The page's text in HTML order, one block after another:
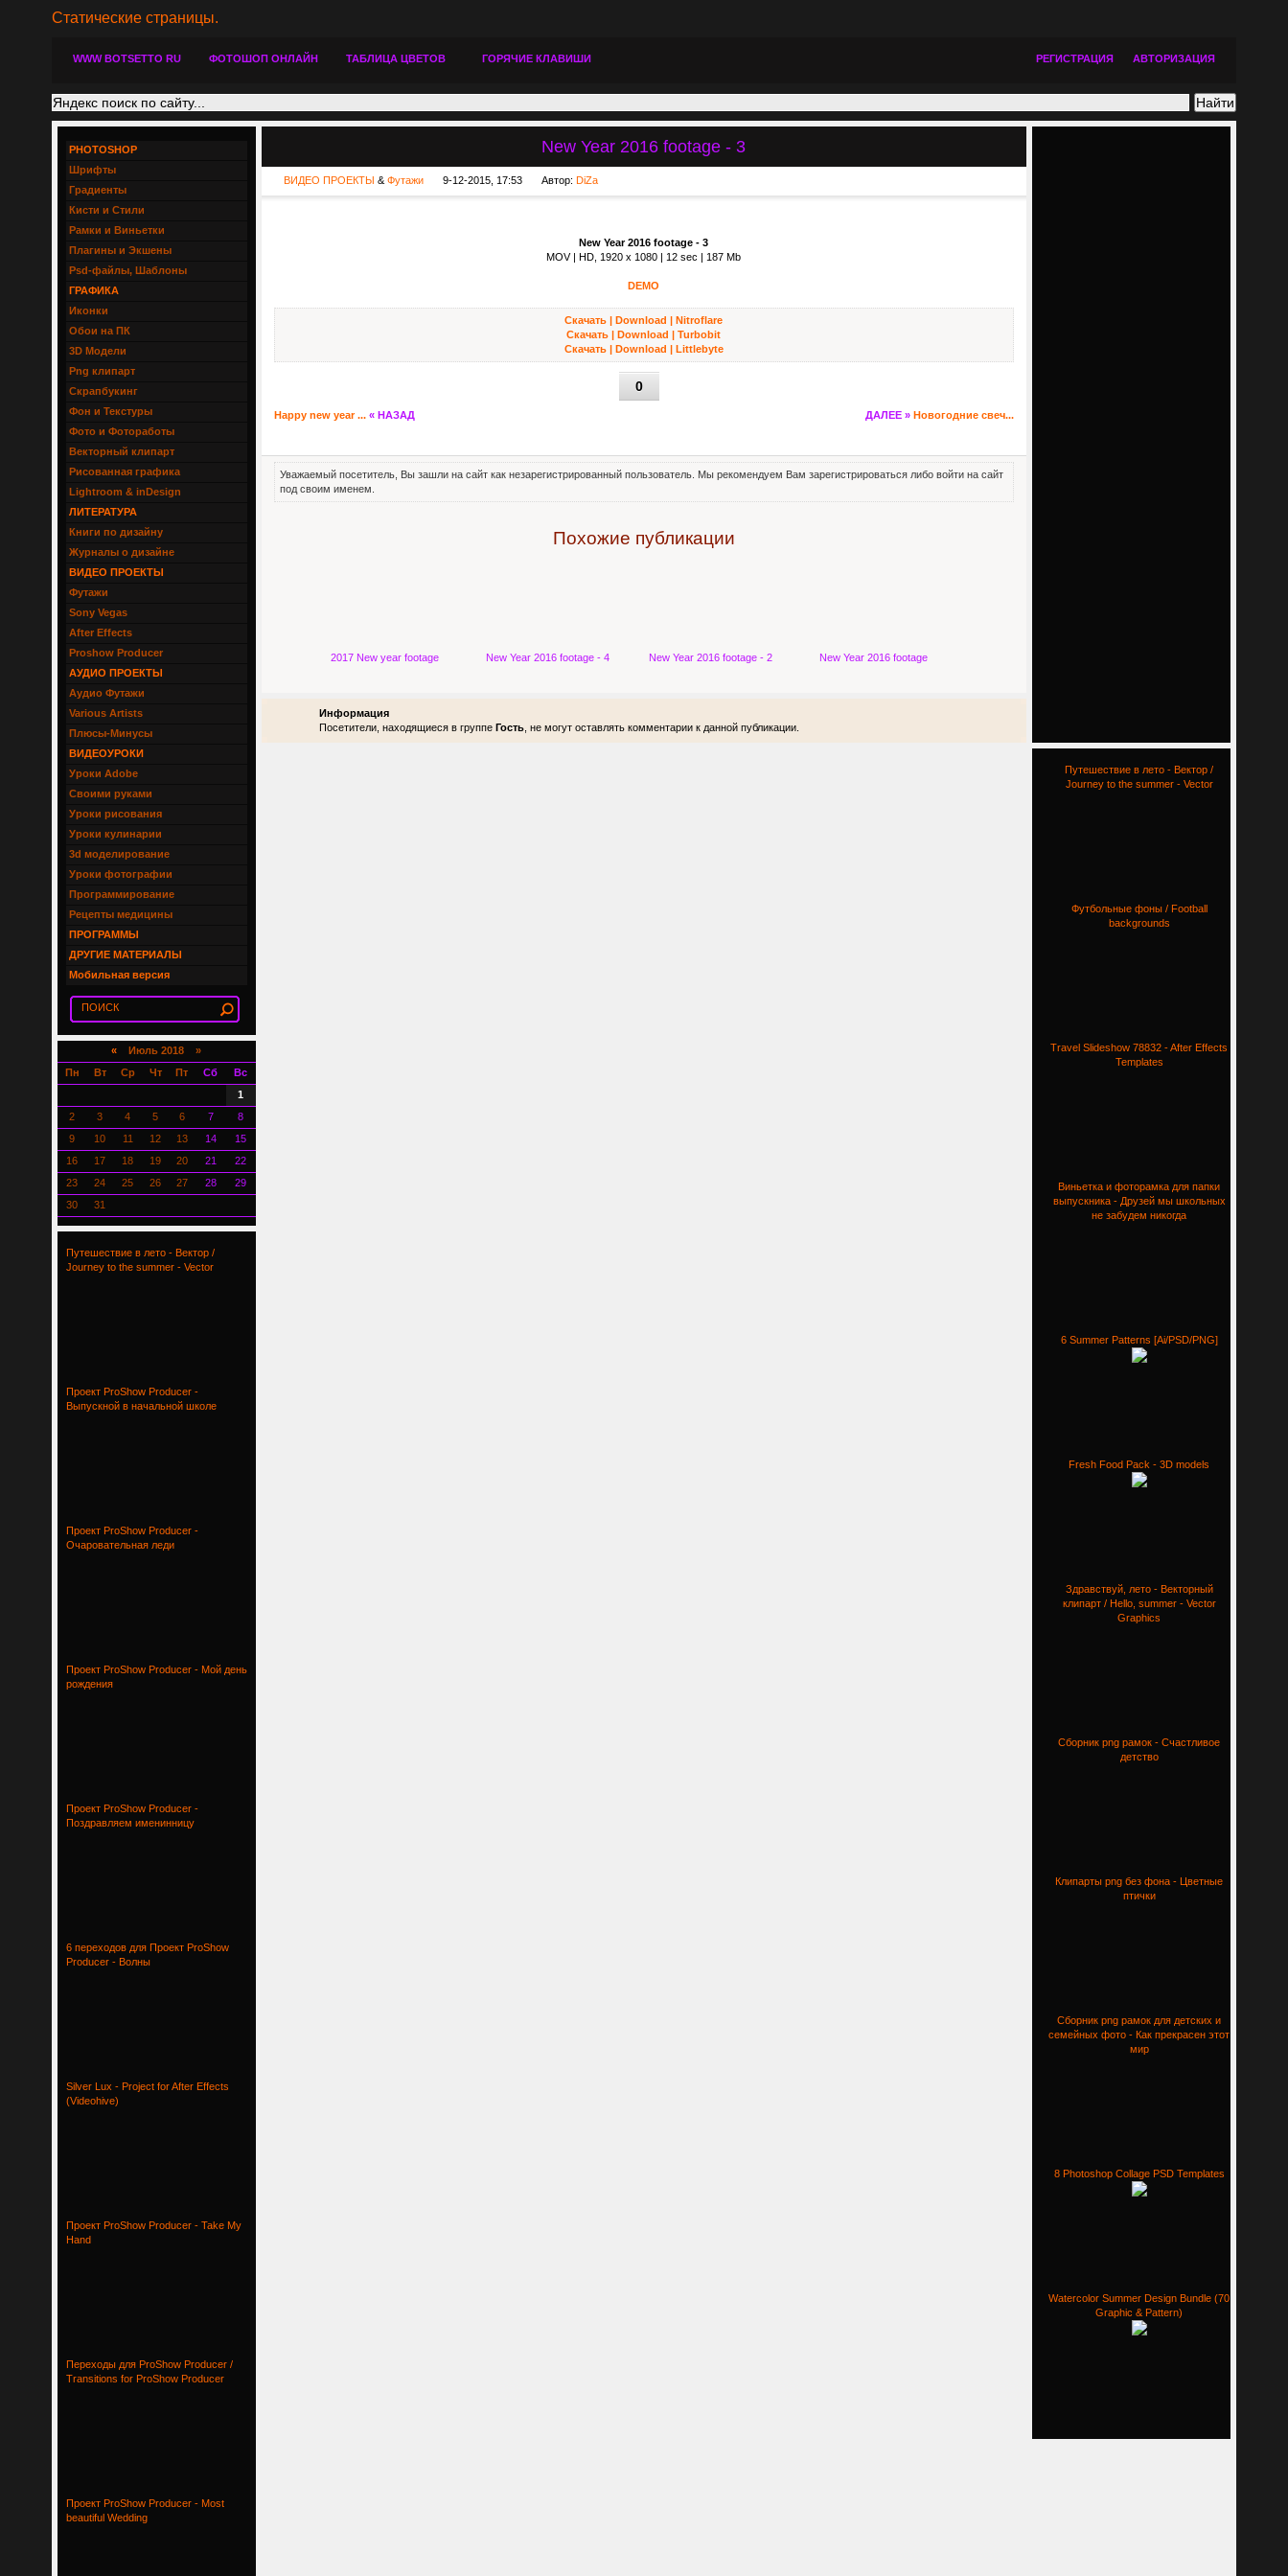
Статические страницы.
WWW BOTSETTO RU ФОТОШОП ОНЛАЙН ТАБЛИЦА ЦВЕТОВ ГОРЯЧИЕ КЛАВИШИ РЕГИСТРАЦИЯ АВТОРИЗАЦИЯ
New Year 2016 footage - 3
ВИДЕО ПРОЕКТЫ & Футажи 9-12-2015, 17:53 Автор: DiZa
New Year 2016 footage - 3
MOV | HD, 1920 x 1080 | 12 sec | 187 Mb
DEMO
Скачать | Download | Nitroflare
Скачать | Download | Turbobit
Скачать | Download | Littlebyte
0
Happy new year ... « НАЗАД ДАЛЕЕ » Новогодние свеч...
Уважаемый посетитель, Вы зашли на сайт как незарегистрированный пользователь. Мы рекомендуем Вам зарегистрироваться либо войти на сайт
под своим именем.
Похожие публикации
2017 New year footage New Year 2016 footage - 4 New Year 2016 footage - 2 New Year 2016 footage
Информация
Посетители, находящиеся в группе Гость, не могут оставлять комментарии к данной публикации.
Путешествие в лето - Вектор /
Journey to the summer - Vector
Футбольные фоны / Football
backgrounds
Travel Slideshow 78832 - After Effects
Templates
Виньетка и фоторамка для папки
выпускника - Друзей мы школьных
не забудем никогда
6 Summer Patterns [Ai/PSD/PNG]
Fresh Food Pack - 3D models
Здравствуй, лето - Векторный
клипарт / Hello, summer - Vector
Graphics
Сборник png рамок - Счастливое
детство
Клипарты png без фона - Цветные
птички
Сборник png рамок для детских и
семейных фото - Как прекрасен этот
мир
8 Photoshop Collage PSD Templates
Watercolor Summer Design Bundle (70
Graphic & Pattern)
PHOTOSHOP
Шрифты
Градиенты
Кисти и Стили
Рамки и Виньетки
Плагины и Экшены
Psd-файлы, Шаблоны
ГРАФИКА
Иконки
Обои на ПК
3D Модели
Png клипарт
Скрапбукинг
Фон и Текстуры
Фото и Фотоработы
Векторный клипарт
Рисованная графика
Lightroom & inDesign
ЛИТЕРАТУРА
Книги по дизайну
Журналы о дизайне
ВИДЕО ПРОЕКТЫ
Футажи
Sony Vegas
After Effects
Proshow Producer
АУДИО ПРОЕКТЫ
Аудио Футажи
Various Artists
Плюсы-Минусы
ВИДЕОУРОКИ
Уроки Adobe
Своими руками
Уроки рисования
Уроки кулинарии
3d моделирование
Уроки фотографии
Программирование
Рецепты медицины
ПРОГРАММЫ
ДРУГИЕ МАТЕРИАЛЫ
Мобильная версия
« Июль 2018 »
Пн
Вт Ср Чт Пт Сб
Вс
1
2
3 4 5 6 7
8
9
10 11 12 13 14
15
16
17 18 19 20 21
22
23
24 25 26 27 28
29
30
31
Путешествие в лето - Вектор /
Journey to the summer - Vector
Проект ProShow Producer -
Выпускной в начальной школе
Проект ProShow Producer -
Очаровательная леди
Проект ProShow Producer - Мой день
рождения
Проект ProShow Producer -
Поздравляем именинницу
6 переходов для Проект ProShow
Producer - Волны
Silver Lux - Project for After Effects
(Videohive)
Проект ProShow Producer - Take My
Hand
Переходы для ProShow Producer /
Transitions for ProShow Producer
Проект ProShow Producer - Most
beautiful Wedding